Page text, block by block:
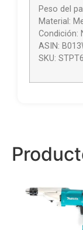
Peso del
Material:
Condición:
ASIN:
SKU: